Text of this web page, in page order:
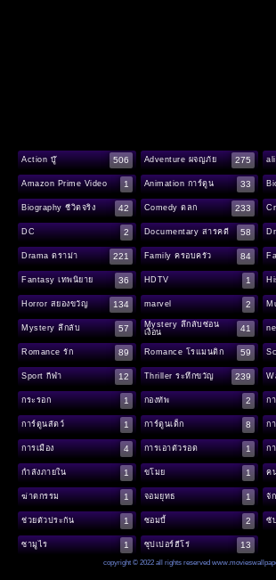
Action บู๊ 506 Adventure ผจญภัย 275
Amazon Prime Video 1 Animation การ์ตูน 33
Biography ชีวิตจริง 42 Comedy ตลก 233
DC 2 Documentary สารคดี 58
Drama ดราม่า 221 Family ครอบครัว 84
Fantasy เทพนิยาย 36 HDTV 1
Horror สยองขวัญ 134 marvel 2
Mystery ลึกลับ 57
Mystery ลึกลับซ่อน
เงื่อน
41
Romance รัก 89 Romance โรแมนติก 59
Sport กีฬา 12 Thriller ระทึกขวัญ 239
กระรอก 1 กองทัพ 2 ก
การ์ตูนสัตว์ 1 การ์ตูนเด็ก 8 ก
การเมือง 4 การเอาตัวรอด 1 ก
กำลังภายใน 1 ขโมย 1 ค
ฆ่าตกรรม 1 จอมยุทธ 1 จั
ช่วยตัวประกัน 1 ซอมบี้ 2 ซั
ซามูไร 1 ซุปเปอร์ฮีโร่ 13
copyright © 2022 all rights reserved